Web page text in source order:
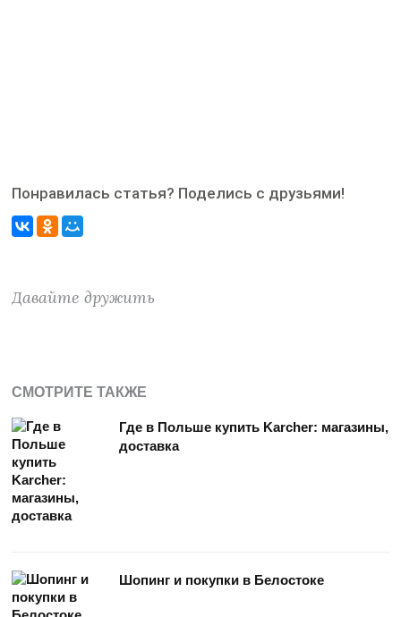
Понравилась статья? Поделись с друзьями!
Давайте дружить
СМОТРИТЕ ТАКЖЕ
Где в Польше купить Karcher: магазины,
доставка
Шопинг и покупки в Белостоке